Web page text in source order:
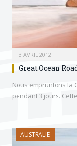
3 AVRIL 2012
Great Ocean
Nous empruntons la
pendant 3 jours.
AUSTRALIE